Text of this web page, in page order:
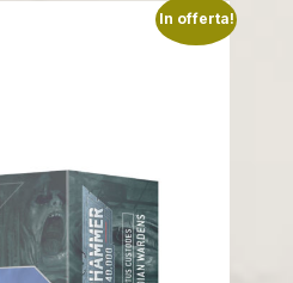
In offerta!